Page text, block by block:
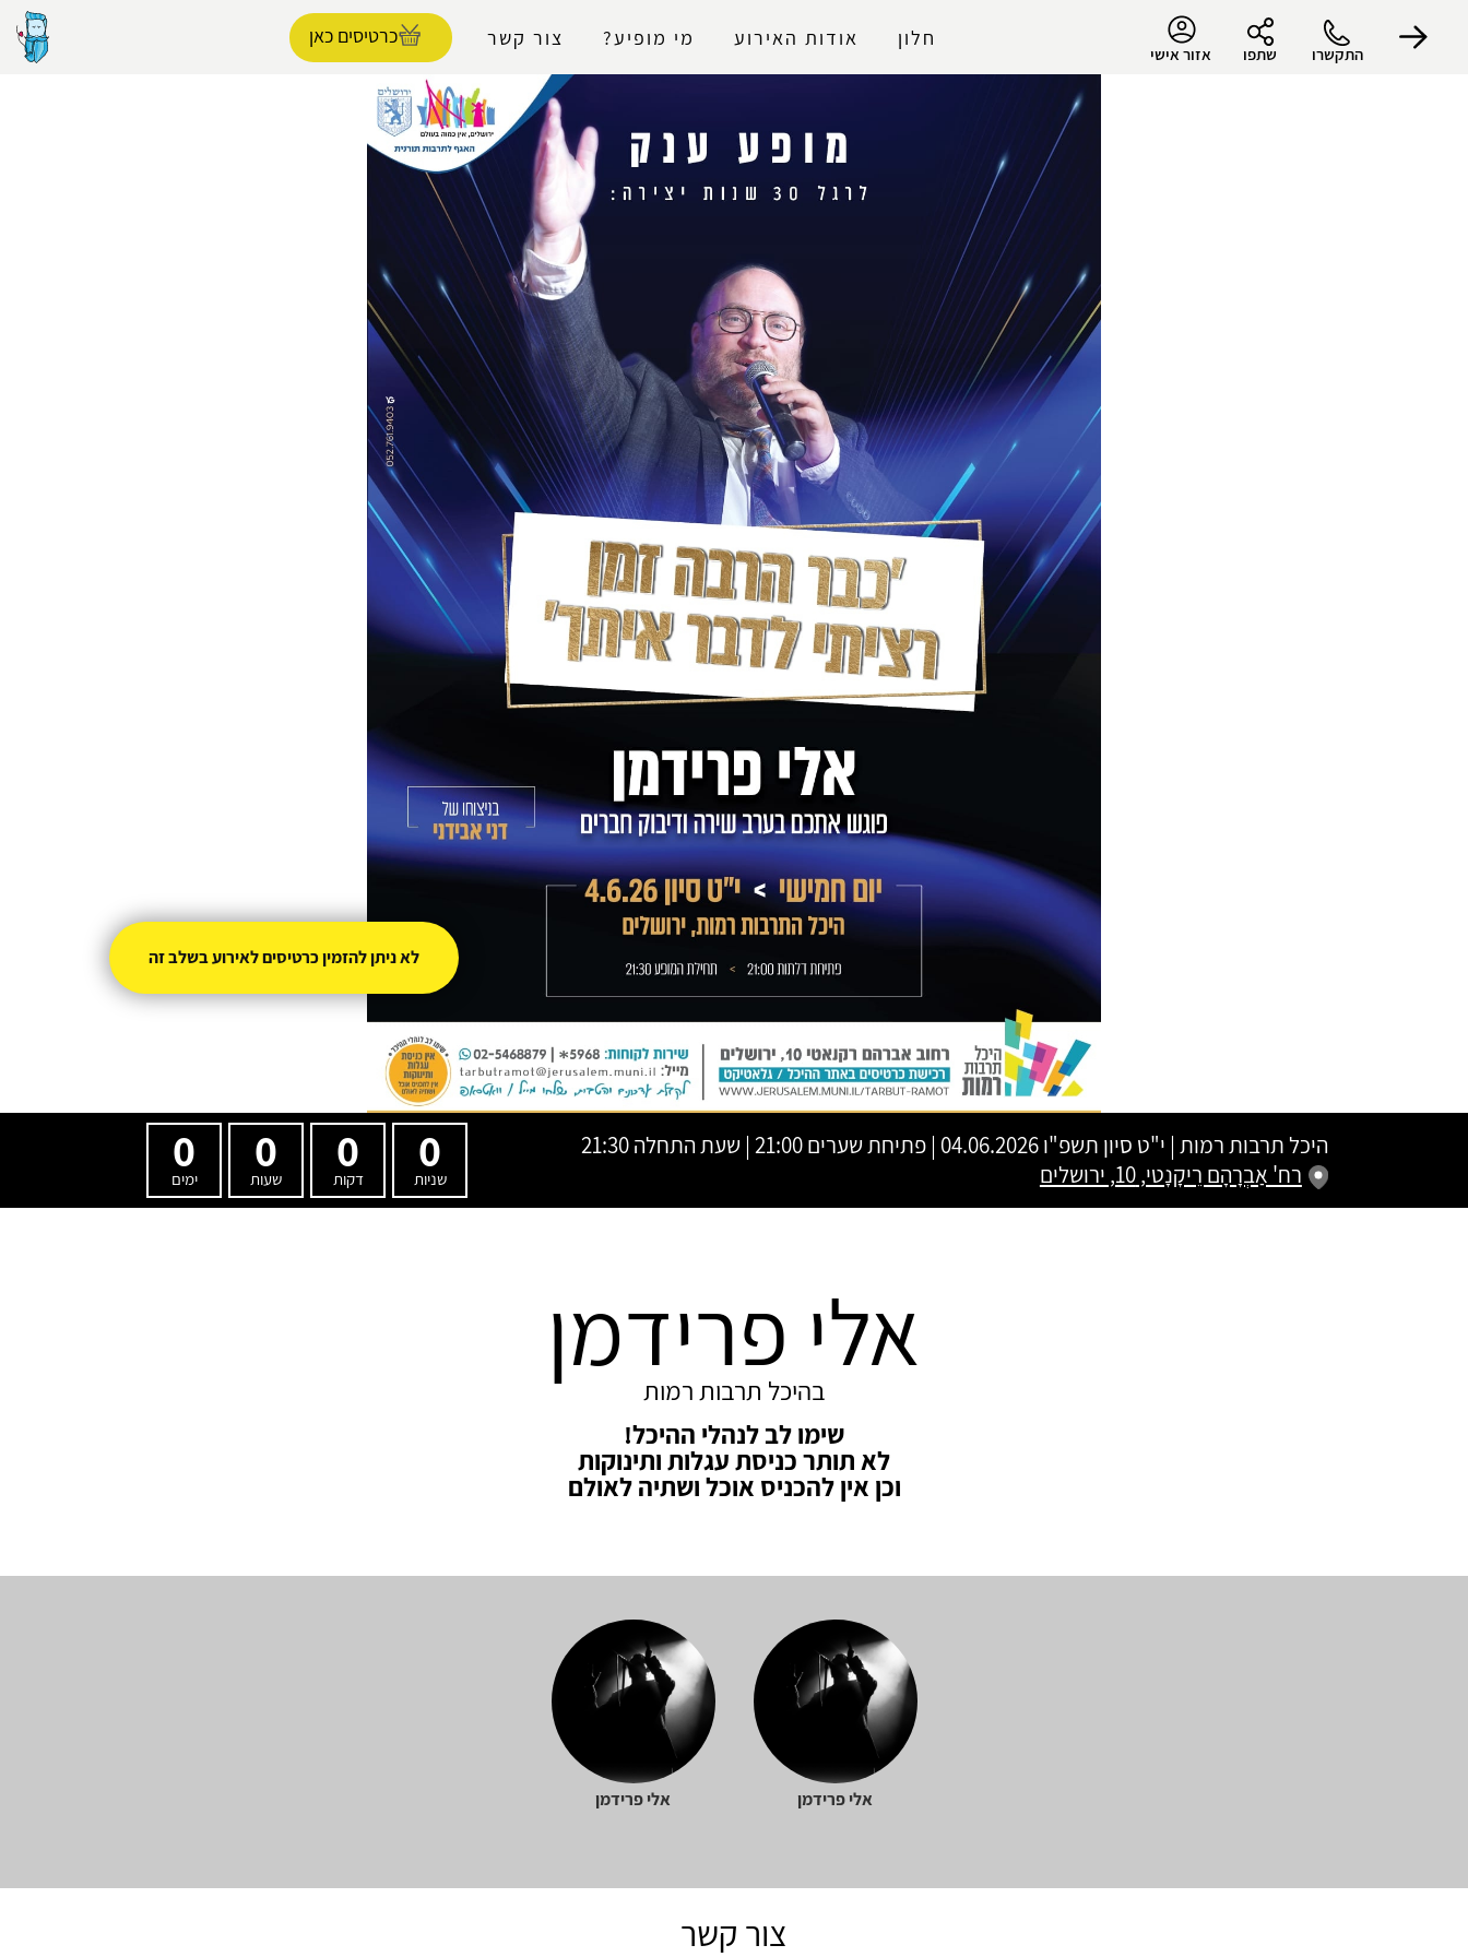
התקשרו שתפו אזור אישי
חלון אודות האירוע מי מופיע? צור קשר כרטיסים כאן
היכל תרבות רמות | י"ט סיון תשפ"ו04.06.2026 | פתיחת שערים 21:00 | שעת התחלה 21:30
רח' אַבְרָהָם רֵיקָנָטי, 10, ירושלים
0
שניות
0
דקות
0
שעות
0
ימים
אלי פרידמן
בהיכל תרבות רמות
שימו לב לנהלי ההיכל!
לא תותר כניסת עגלות ותינוקות
וכן אין להכניס אוכל ושתיה לאולם
אלי פרידמן אלי פרידמן
צור קשר
לא ניתן להזמין כרטיסים לאירוע בשלב זה